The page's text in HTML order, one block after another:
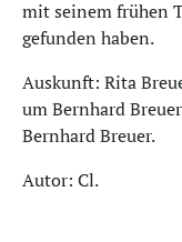
mit seinem frühen
gefunden haben.
Auskunft: Rita
um Bernhard
Bernhard Breuer.
Autor: Cl.